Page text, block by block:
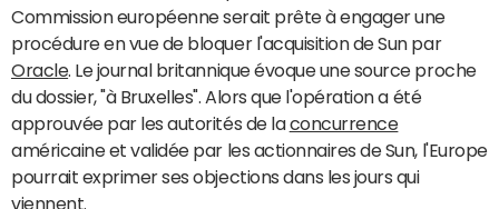
Commission européenne serait prête à engager une
procédure en vue de bloquer l'acquisition de Sun par
Oracle. Le journal britannique évoque une source proche
du dossier, "à Bruxelles". Alors que l'opération a été
approuvée par les autorités de laconcurrence
américaine et validée par les actionnaires de Sun, l'Europe
pourrait exprimer ses objections dans les jours qui
viennent.